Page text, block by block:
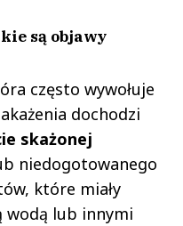
są objawy
często wywołuje
dochodzi
skażonej
niedogotowanego
które miały
wodą lub innymi